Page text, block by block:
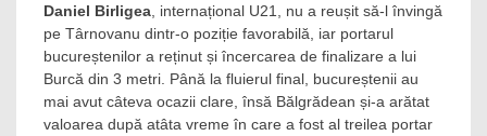
Daniel Birligea , internațional U21, nu a reușit să-l învingă
pe Târnovanu dintr-o poziție favorabilă, iar portarul
bucureștenilor a reținut și încercarea de finalizare a lui
Burcă din 3 metri. Până la fluierul final, bucureștenii au
mai avut câteva ocazii clare, însă Bălgrădean și-a arătat
valoarea după atâta vreme în care a fost al treilea portar